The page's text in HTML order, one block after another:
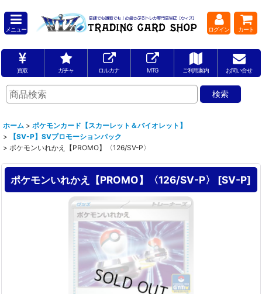
メニュー ログイン カート
買取 ガチャ ロルカナ MTG ご利用案内 お問い合せ
ホーム > ポケモンカード【スカーレット＆バイオレット】
>
【SV-P】SVプロモーションパック
> ポケモンいれかえ【PROMO】〈126/SV-P〉
ポケモンいれかえ【PROMO】〈126/SV-P〉 [SV-P]